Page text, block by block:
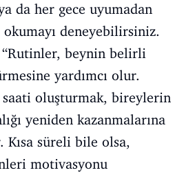
da her gece uyumadan
deneyebilirsiniz.
beynin belirli
yardımcı olur.
oluşturmak, bireylerin
yeniden kazanmalarına
Kısa süreli bile olsa,
motivasyonu